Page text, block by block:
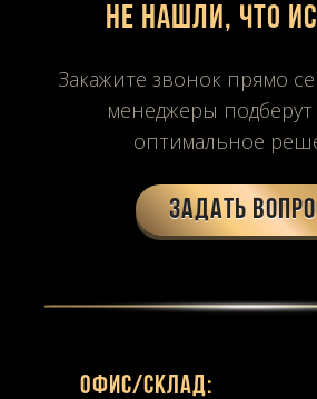
Не нашли, что
Закажите звонок прямо
менеджеры подберут
оптимальное
Задать
Офиc/склад: